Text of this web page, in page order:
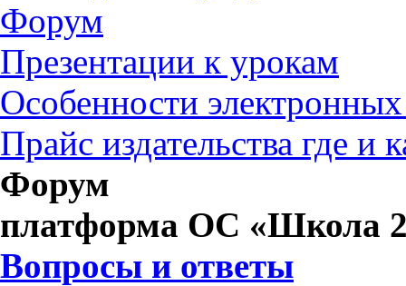
Форум
Презентации к урокам
Особенности
Прайс издательства где и
Форум
платформа ОС «Школа
Вопросы и ответы